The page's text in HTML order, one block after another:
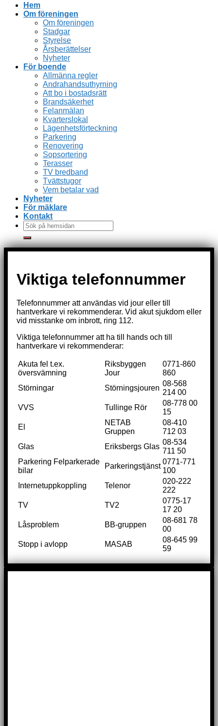
Hem
Om föreningen
Om föreningen
Stadgar
Styrelse
Årsberättelser
Nyheter
För boende
Allmänna regler
Andrahandsuthyrning
Att bo i bostadsrätt
Brandsäkerhet
Felanmälan
Kvarterslokal
Lägenhetsförteckning
Parkering
Renovering
Sopsortering
Terasser
TV bredband
Tvättstugor
Vem betalar vad
Nyheter
För mäklare
Kontakt
Viktiga telefonnummer
Telefonnummer att användas vid jour eller till
hantverkare vi rekommenderar. Vid akut sjukdom eller
vid misstanke om inbrott, ring 112.
Viktiga telefonnummer att ha till hands och till
hantverkare vi rekommenderar:
Akuta fel t.ex.
översvämning
Riksbyggen
Jour
0771-860
860
Störningar
Störningsjouren
08-568
214 00
VVS
Tullinge Rör
08-778 00
15
El
NETAB
Gruppen
08-410
712 03
Glas
Eriksbergs Glas
08-534
711 50
Parkering Felparkerade
bilar
Parkeringstjänst
0771-771
100
Internetuppkoppling
Telenor
020-222
222
TV
TV2
0775-17
17 20
Låsproblem
BB-gruppen
08-681 78
00
Stopp i avlopp
MASAB
08-645 99
59